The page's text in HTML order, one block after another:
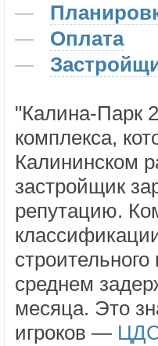
Оплата
"Калина-Парк
комплекса,
Калининском
застройщик
репутацию.
среднем
месяца. Это
игроков —